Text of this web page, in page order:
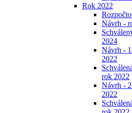
Rok 2022
Návrh -
2024
Návrh -
2022
rok 2022
Návrh -
2022